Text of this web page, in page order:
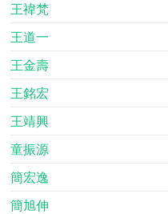
王禕梵
王道一
王金壽
王銘宏
王靖興
童振源
簡宏逸
簡旭伸